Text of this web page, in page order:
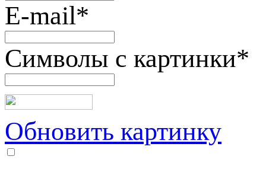
E-mail*
Символы с картинки*
Обновить картинку